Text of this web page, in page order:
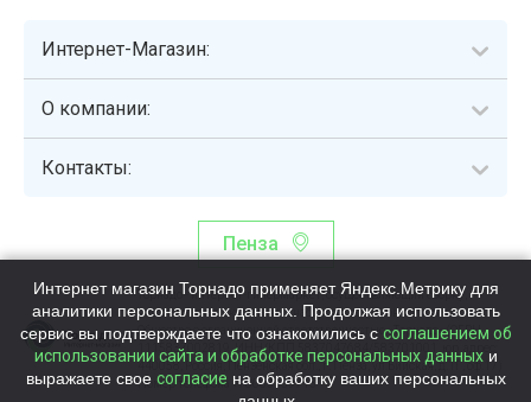
Интернет-Магазин:
О компании:
Контакты:
Пенза
Торнадо - интернет-гипермаркет, осуществляющий сборку,
выдачу и доставку готовых наборов продуктов питания.
Общество с ограниченной ответственностью «Торнадо» (ОГРН
1115837002819, ИНН/КПП 5837047684/583701001, юр. адрес:
440058, Россия, Пензенская обл., г. Пенза, ул.Бийская, д.1Г, оф.17)
Номер телефона +78003339713
Интернет магазин Торнадо применяет Яндекс.Метрику для
аналитики персональных данных. Продолжая использовать
сервис вы подтверждаете что ознакомились с соглашением об
использовании сайта и обработке персональных данныхи
выражаете свое согласие на обработку ваших персональных